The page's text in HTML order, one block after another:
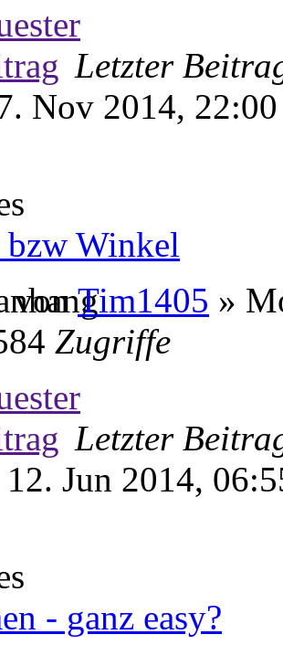
Letzter
Nov 2014, 22:00
bzw Winkel
vonTim1405 »
Zugriffe
Letzter
Jun 2014,
- ganz easy?